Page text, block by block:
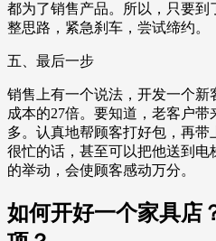
都为了销售产品。所以，只要到
整思路，紧急刹车，尝试缔约。
五、最后一步
销售上有一个说法，开发一个
成本的27倍。要知道，老客户
多。认真地帮顾客打好包，再
很忙的话，甚至可以把他送到
的举动，会使顾客感动万分。
如何开好一个家具店